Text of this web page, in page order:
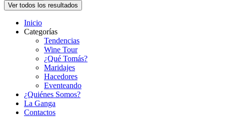
Ver todos los resultados
Inicio
Categorías
Tendencias
Wine Tour
¿Qué Tomás?
Maridajes
Hacedores
Eventeando
¿Quiénes Somos?
La Ganga
Contactos